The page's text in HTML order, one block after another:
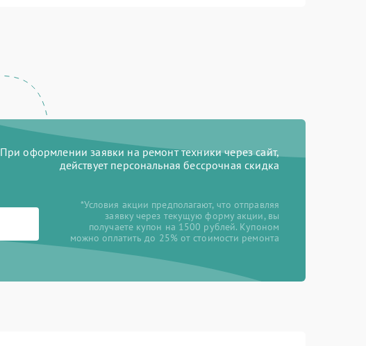
При оформлении заявки на ремонт техники через сайт,
действует персональная бессрочная скидка
*Условия акции предполагают, что отправляя
заявку через текущую форму акции, вы
получаете купон на 1500 рублей. Купоном
можно оплатить до 25% от стоимости ремонта